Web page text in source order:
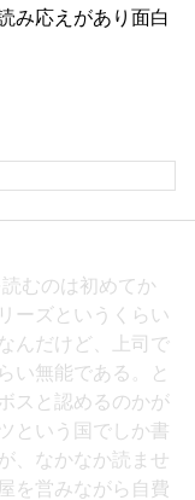
み応えがあり面白
むのは初めてか
ーズというくらい
んだけど、上司で
い無能である。と
スと認めるのかが
という国でしか書
、なかなか読ませ
を営みながら自費